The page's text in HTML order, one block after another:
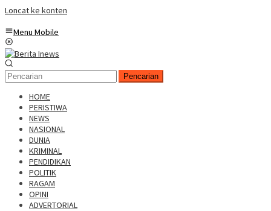
Loncat ke konten
Menu Mobile
Pencarian
HOME
PERISTIWA
NEWS
NASIONAL
DUNIA
KRIMINAL
PENDIDIKAN
POLITIK
RAGAM
OPINI
ADVERTORIAL